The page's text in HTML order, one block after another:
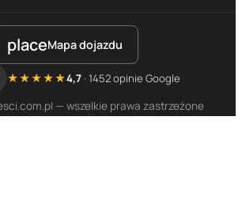
placeMapa dojazdu
— wszelkie prawa zastrzeżone
★★★★★4,7· 1452 opinie Google